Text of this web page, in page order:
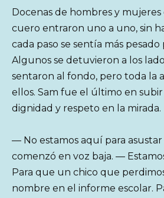
Docenas de hombres y
cuero entraron uno a uno, sin
cada paso se sentía más pesado
Algunos se detuvieron a los
sentaron al fondo, pero toda la
ellos. Sam fue el último en subir
dignidad y respeto en la mirada.
— No estamos aquí para
comenzó en voz baja. —
Para que un chico que
nombre en el informe escolar.